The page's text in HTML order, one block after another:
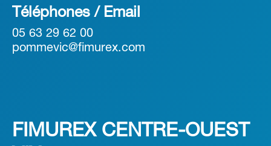
Téléphones / Email
05 63 29 62 00
pommevic@fimurex.com
FIMUREX CENTRE-OUEST